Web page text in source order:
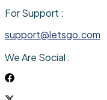
For Support :
support@letsgo.com
We Are Social :